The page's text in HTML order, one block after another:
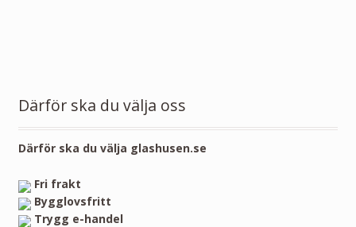
Därför ska du välja oss
Därför ska du välja glashusen.se
Fri frakt
Bygglovsfritt
Trygg e-handel